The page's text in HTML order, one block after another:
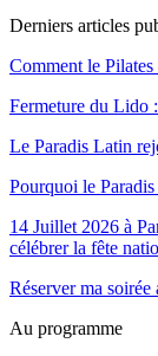
Derniers articles
Comment le Pilates
Fermeture du Lido
Le Paradis Latin
Pourquoi le
14 Juillet 2026 à
célébrer la fête
Réserver ma soirée
Au programme